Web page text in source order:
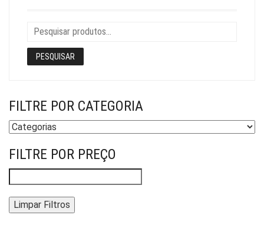
PESQUISAR
FILTRE POR CATEGORIA
FILTRE POR PREÇO
Limpar Filtros